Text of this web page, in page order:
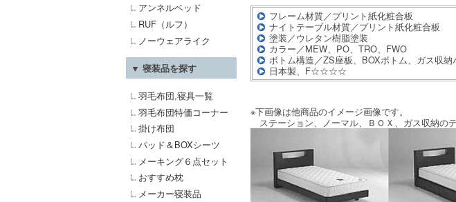
アンネルベッド
RUF（ルフ）
ノーウェアライク
▼ 寝装品を探す
羽毛布団,寝具一覧
羽毛布団特価コーナー
掛け布団
パッド＆BOXシーツ
メーキング６点セット
おすすめ枕
メーカー寝装品
フレーム材質／プリント紙化粧合板
ナイトテーブル材質／プリント紙化粧合板
塗装／ウレタン樹脂塗装
カラー／MEW、PO、TRO、FWO
ボトム構造／ZS座板、BOXボトム、ガス収納
日本製、F☆☆☆☆
※下画像は他商品のイメージ画像です。
ステーション、ノーマル、ＢＯＸ、ガス収納の